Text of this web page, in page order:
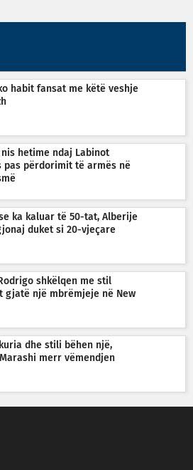
habit fansat me këtë veshje
nis hetime ndaj Labinot
pas përdorimit të armës në
ka kaluar të 50-tat, Alberije
duket si 20-vjeçare
shkëlqen me stil
gjatë një mbrëmjeje në New
dhe stili bëhen një,
merr vëmendjen